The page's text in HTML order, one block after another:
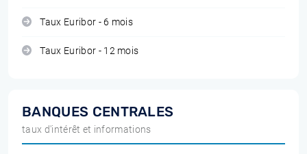
Taux Euribor - 6 mois
Taux Euribor - 12 mois
BANQUES CENTRALES
taux d'intérêt et informations